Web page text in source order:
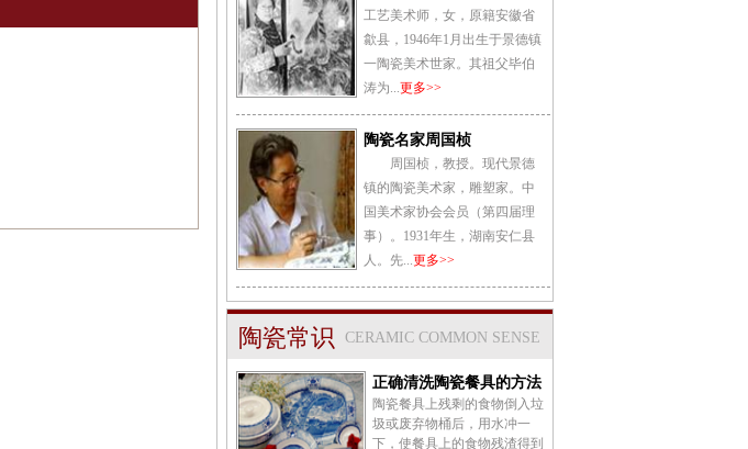
工艺美术师，女，原籍安徽省
歙县，1946年1月出生于景德镇
一陶瓷美术世家。其祖父毕伯
涛为...更多>>
陶瓷名家周国桢
周国桢，教授。现代景德
镇的陶瓷美术家，雕塑家。中
国美术家协会会员（第四届理
事）。1931年生，湖南安仁县
人。先...更多>>
陶瓷常识 CERAMIC COMMON SENSE
正确清洗陶瓷餐具的方法
陶瓷餐具上残剩的食物倒入垃
圾或废弃物桶后，用水冲一
下，使餐具上的食物残渣得到